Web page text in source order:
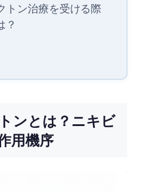
トン治療を受ける際
？
ンとは？ニキビ
用機序